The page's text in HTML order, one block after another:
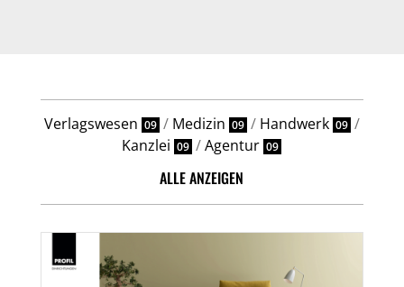
Verlagswesen 09/ Medizin 09/ Handwerk 09/
Kanzlei 09 /Agentur 09
ALLE ANZEIGEN